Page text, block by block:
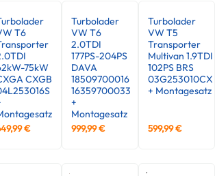
T6
75kW
CXGB
€
Turbolader
VW T6
2.0TDI
177PS-204PS
DAVA
18509700016
16359700033
+
Montagesatz
999,99€
Turbolader
VW T5
Transporter
Multivan 1.9TDI
102PS BRS
03G253010CX
+ Montagesatz
599,99€